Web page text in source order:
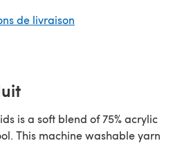
de livraison
is a soft blend of 75% acrylic
This machine washable yarn